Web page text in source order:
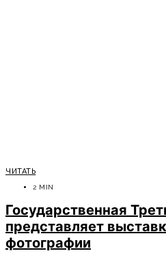
ЧИТАТЬ
2 MIN
Государственная
представляет
фотографии